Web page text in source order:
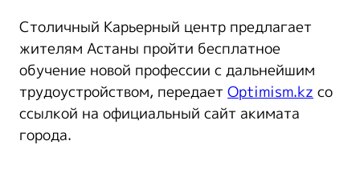
Столичный Карьерный центр предлагает
жителям Астаны пройти бесплатное
обучение новой профессии с дальнейшим
трудоустройством, передает Optimism.kz со
ссылкой на официальный сайт акимата
города.